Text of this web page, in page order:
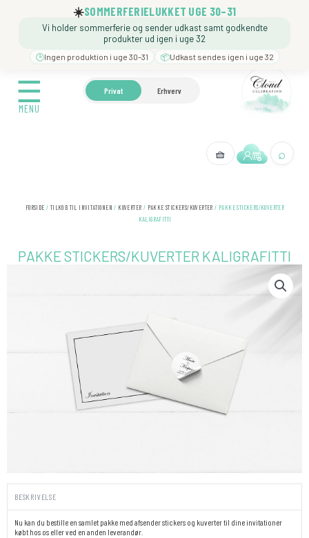
☀️SOMMERFERIELUKKET UGE 30–31
Vi holder sommerferie og sender udkast samt godkendte
produkter ud igen i uge 32
🕒Ingen produktion i uge 30–31 📦Udkast sendes igen i uge 32
☰
MENU
Privat Erhverv
🧺 ⌕
☰
MENU
❓️ BESØG
FORSIDE / TILKØB TIL INVITATIONEN / KUVERTER / PAKKE STICKERS/KUVERTER / PAKKE STICKERS/KUVERTER
KALIGRAFITTI
PAKKE STICKERS/KUVERTER KALIGRAFITTI
BESKRIVELSE
Nu kan du bestille en samlet pakke med afsender stickers og kuverter til dine invitationer
købt hos os eller ved en anden leverandør.